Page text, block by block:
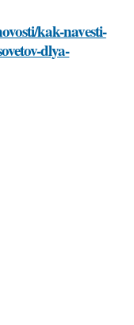
kak-navesti-
dlya-